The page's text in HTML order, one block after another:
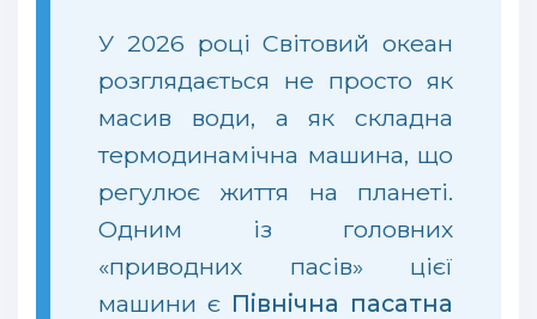
У 2026 році Світовий океан
розглядається не просто як
масив води, а як складна
термодинамічна машина, що
регулює життя на планеті.
Одним із головних
«приводних пасів» цієї
машини є Північна пасатна